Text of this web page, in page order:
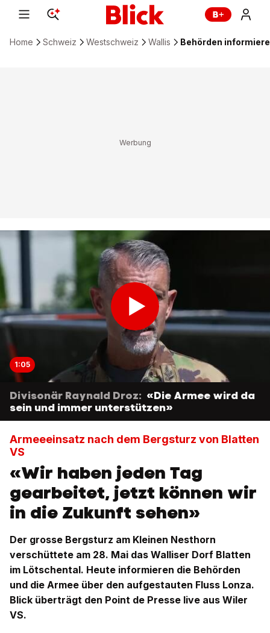
Home Schweiz Westschweiz Wallis Behörden
1:05
Divisonär Raynald Droz: «Die Armee wird da
sein und immer unterstützen»
Armeeeinsatz nach dem Bergsturz von Blatten
VS
«Wir haben jeden Tag
gearbeitet, jetzt können wir
in die Zukunft sehen»
Der grosse Bergsturz am Kleinen Nesthorn
verschüttete am 28. Mai das Walliser Dorf Blatten
im Lötschental. Heute informieren die Behörden
und die Armee über den aufgestauten Fluss Lonza.
Blick überträgt den Point de Presse live aus Wiler
VS.